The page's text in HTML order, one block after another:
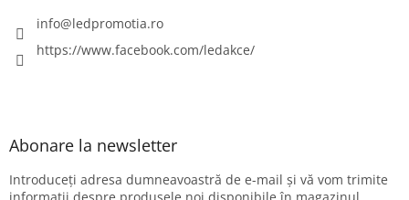
info@ledpromotia.ro
https://www.facebook.com/ledakce/
Abonare la newsletter
Introduceţi adresa dumneavoastră de e-mail şi vă vom trimite